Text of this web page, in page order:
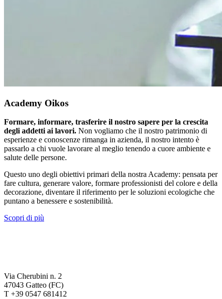
Academy Oikos
Formare, informare, trasferire il nostro sapere per la crescita
degli addetti ai lavori. Non vogliamo che il nostro patrimonio di
esperienze e conoscenze rimanga in azienda, il nostro intento è
passarlo a chi vuole lavorare al meglio tenendo a cuore ambiente e
salute delle persone.
Questo uno degli obiettivi primari della nostra Academy: pensata per
fare cultura, generare valore, formare professionisti del colore e della
decorazione, diventare il riferimento per le soluzioni ecologiche che
puntano a benessere e sostenibilità.
Scopri di più
Via Cherubini n. 2
47043 Gatteo (FC)
T +39 0547 681412